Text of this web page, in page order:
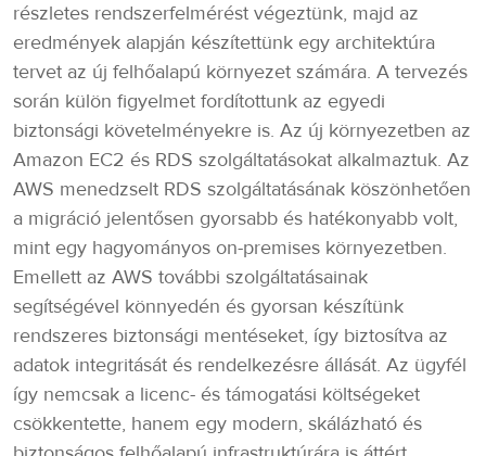
részletes rendszerfelmérést végeztünk, majd az
eredmények alapján készítettünk egy architektúra
tervet az új felhőalapú környezet számára. A tervezés
során külön figyelmet fordítottunk az egyedi
biztonsági követelményekre is. Az új környezetben az
Amazon EC2 és RDS szolgáltatásokat alkalmaztuk. Az
AWS menedzselt RDS szolgáltatásának köszönhetően
a migráció jelentősen gyorsabb és hatékonyabb volt,
mint egy hagyományos on-premises környezetben.
Emellett az AWS további szolgáltatásainak
segítségével könnyedén és gyorsan készítünk
rendszeres biztonsági mentéseket, így biztosítva az
adatok integritását és rendelkezésre állását. Az ügyfél
így nemcsak a licenc- és támogatási költségeket
csökkentette, hanem egy modern, skálázható és